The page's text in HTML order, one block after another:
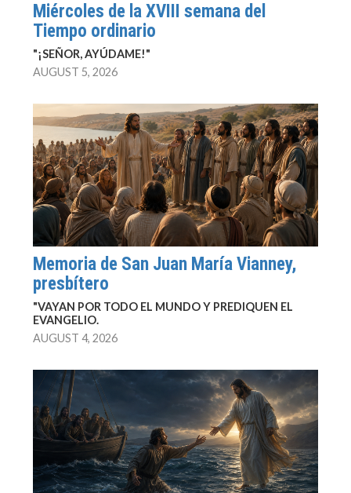
Miércoles de la XVIII semana del
Tiempo ordinario
"¡SEÑOR, AYÚDAME!"
AUGUST 5, 2026
Memoria de San Juan María Vianney,
presbítero
"VAYAN POR TODO EL MUNDO Y PREDIQUEN EL
EVANGELIO.
AUGUST 4, 2026